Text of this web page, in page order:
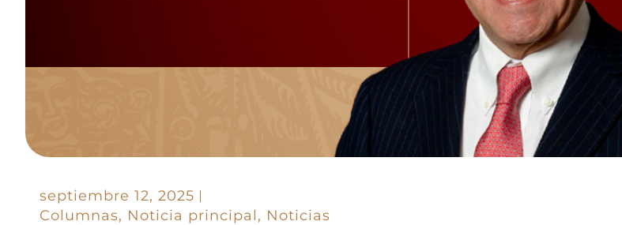
septiembre 12, 2025
Columnas, Noticia principal, Noticias